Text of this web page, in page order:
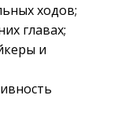
ходов;
главах;
и